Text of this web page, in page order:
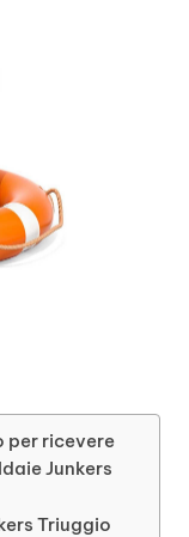
per ricevere
Junkers
Triuggio